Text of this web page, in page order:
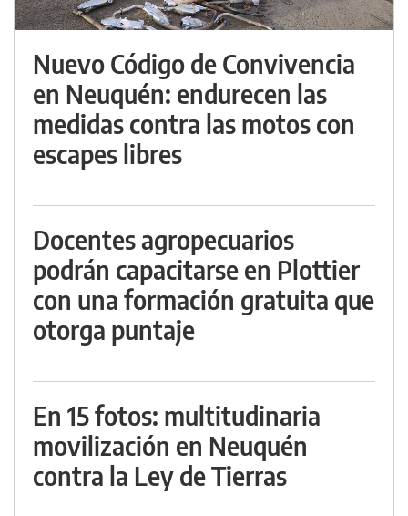
Nuevo Código de Convivencia
en Neuquén: endurecen las
medidas contra las motos con
escapes libres
Docentes agropecuarios
podrán capacitarse en Plottier
con una formación gratuita que
otorga puntaje
En 15 fotos: multitudinaria
movilización en Neuquén
contra la Ley de Tierras